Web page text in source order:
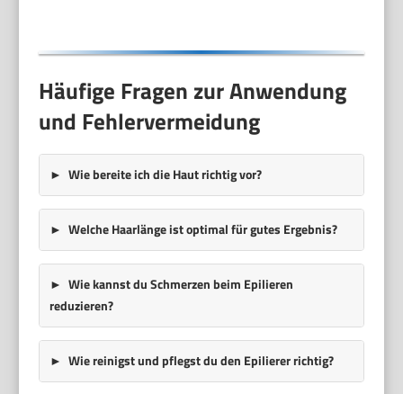
Häufige Fragen zur Anwendung
und Fehlervermeidung
Wie bereite ich die Haut richtig vor?
Welche Haarlänge ist optimal für gutes Ergebnis?
Wie kannst du Schmerzen beim Epilieren
reduzieren?
Wie reinigst und pflegst du den Epilierer richtig?